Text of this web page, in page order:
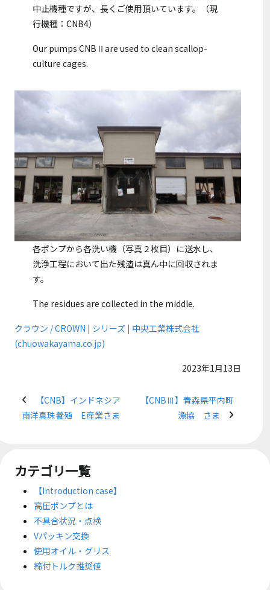
中止機種ですが、長くご使用頂いています。（現
行機種：CNB4）
Our pumps CNBⅡare used to clean scallop-
culture cages.
各ポンプから各洗い機（写真２枚目）に送水し、
洗浄工程において出た残渣は真ん中に回収されま
す。
The residues are collected in the middle.
クラウン / CROWN | シリーズ | 中央工業株式会社
(chuowakayama.co.jp)
2023年1月13日
【CNB】インドネシア
南洋真珠養殖 E産業さま
【CNBⅢ】青森県平内町
漁協 さま
カテゴリ一覧
【Introduction case】
高圧ポンプとは
不具合状況・点検
Vパッキン交換
使用オイル・グリス
締付トルク推奨値